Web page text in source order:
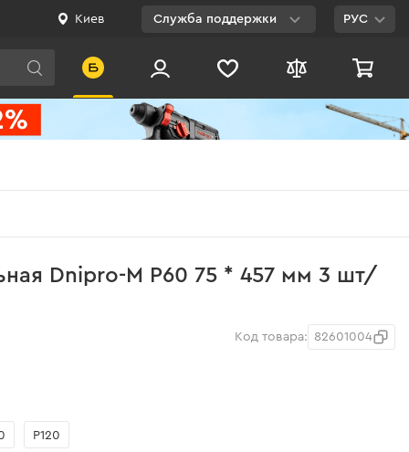
Киев Служба поддержки
0 800 200 500
РУС
Dnipro-M Р60 75 * 457 мм 3 шт/
Код товара: 82601004
Р120